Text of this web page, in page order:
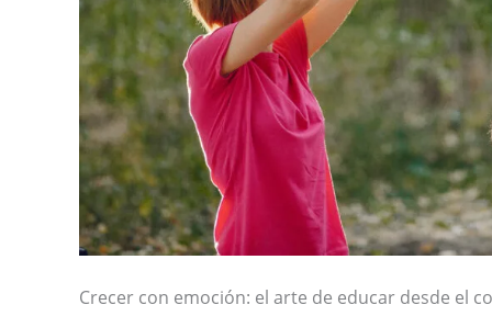
Crecer con emoción: el arte de educar desde el